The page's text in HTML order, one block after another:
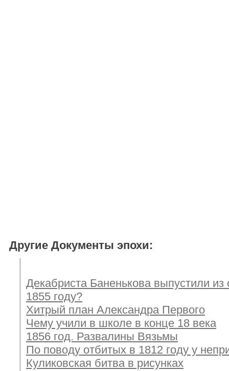
Другие Документы эпохи:
Декабриста Баненькова выпустили
1855 году?
Хитрый план Александра Первого
Чему учили в школе в конце 18 века
1856 год. Развалины Вязьмы
По поводу отбитых в 1812 году у
Куликовская битва в рисунках